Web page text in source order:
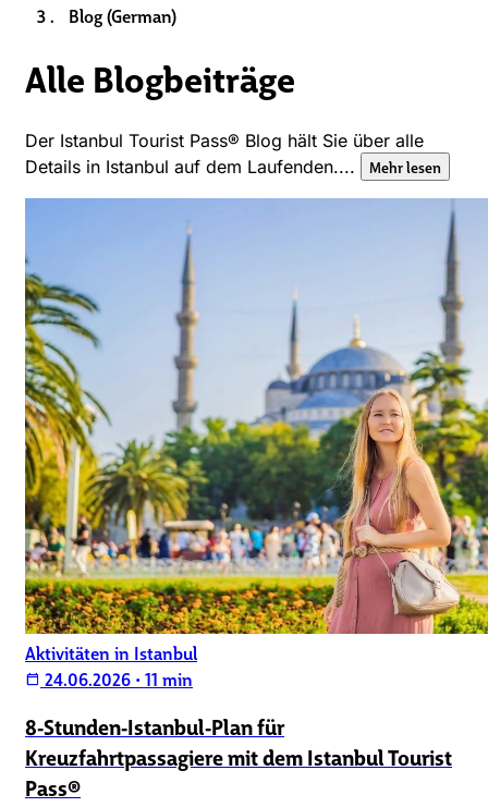
Blog (German)
Alle Blogbeiträge
Der Istanbul Tourist Pass® Blog hält Sie über alle
Details in Istanbul auf dem Laufenden....
Mehr lesen
Aktivitäten in Istanbul
calendar_today 24.06.2026 • 11 min
8‑Stunden‑Istanbul‑Plan für
Kreuzfahrtpassagiere mit dem Istanbul Tourist
Pass®